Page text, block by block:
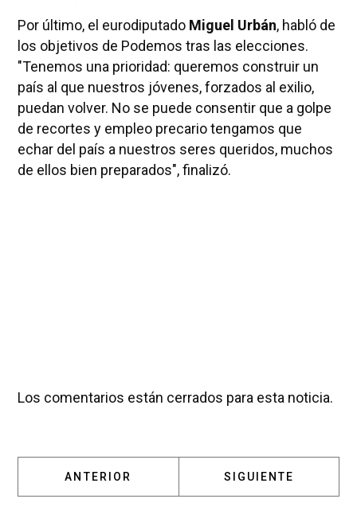
Por último, el eurodiputado Miguel Urbán, habló de
los objetivos de Podemos tras las elecciones.
"Tenemos una prioridad: queremos construir un
país al que nuestros jóvenes, forzados al exilio,
puedan volver. No se puede consentir que a golpe
de recortes y empleo precario tengamos que
echar del país a nuestros seres queridos, muchos
de ellos bien preparados", finalizó.
Los comentarios están cerrados para esta noticia.
ARTÍCULO ANTERIOR: PABLO PERPINYÀ:
ANTERIOR ARTÍCULO
SIGUIENTE